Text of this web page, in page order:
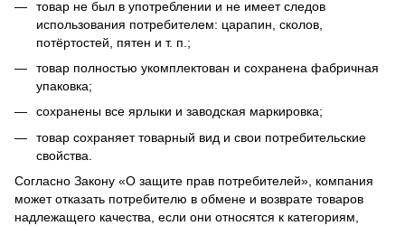
товар не был в употреблении и не имеет следов
использования потребителем: царапин, сколов,
потёртостей, пятен и т. п.;
товар полностью укомплектован и сохранена фабричная
упаковка;
сохранены все ярлыки и заводская маркировка;
товар сохраняет товарный вид и свои потребительские
свойства.
Согласно Закону «О защите прав потребителей» , компания
может отказать потребителю в обмене и возврате товаров
надлежащего качества, если они относятся к категориям,